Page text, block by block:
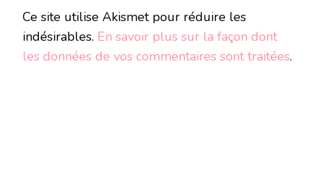
Ce site utilise Akismet pour réduire les
indésirables. En savoir plus sur la façon dont
les données de vos commentaires sont traitées.